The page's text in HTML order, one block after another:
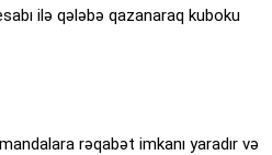
ilə qələbə qazanaraq kuboku
rəqabət imkanı yaradır və